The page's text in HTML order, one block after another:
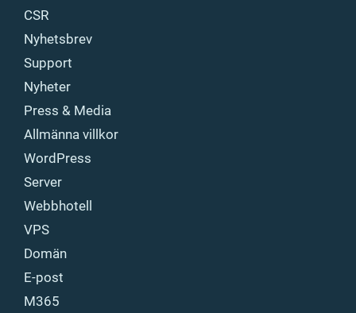
CSR
Nyhetsbrev
Support
Nyheter
Press & Media
Allmänna villkor
WordPress
Server
Webbhotell
VPS
Domän
E-post
M365